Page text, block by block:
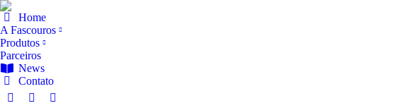
Home
A Fascouros
Produtos
Parceiros
News
Contato